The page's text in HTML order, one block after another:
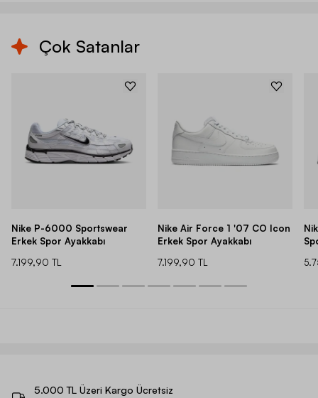
Çok Satanlar
Nike P-6000 Sportswear
Erkek Spor Ayakkabı
7.199,90 TL
Nike Air Force 1 '07 CO Icon
Erkek Spor Ayakkabı
7.199,90 TL
5.000 TL Üzeri Kargo Ücretsiz